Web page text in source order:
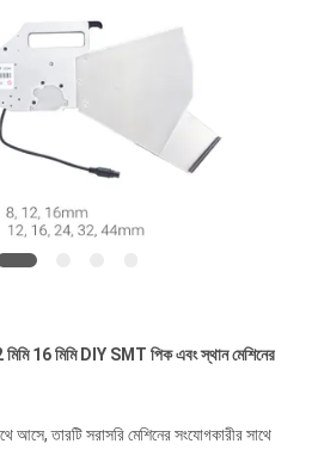
মিমি 16 মিমি DIY SMT পিক এবং স্থান মেশিনের
আসে, তারটি সরাসরি মেশিনের সংযোগকারীর সাথে